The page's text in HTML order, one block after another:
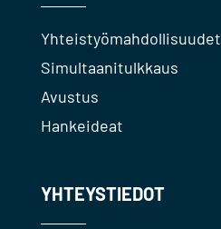
Yhteistyömahdollisuudet
Simultaanitulkkaus
Avustus
Hankeideat
YHTEYSTIEDOT